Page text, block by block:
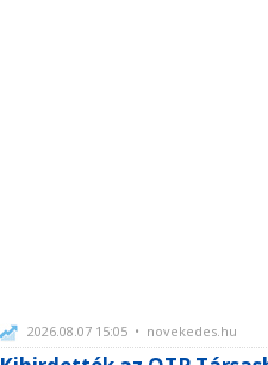
2026.08.07 15:05 • novekedes.hu